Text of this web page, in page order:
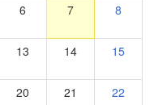
6 7 8
13 14 15
20 21 22